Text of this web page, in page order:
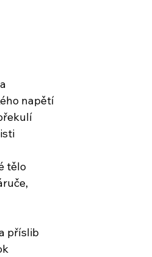
napětí
tělo
příslib